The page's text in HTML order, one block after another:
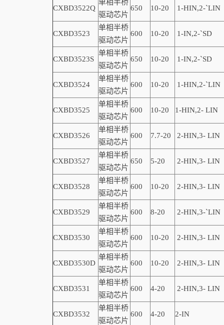
CXBD3522Q
单相半桥
驱动芯片
650 10-20 1-HIN,2-`LIN
CXBD3523
单相半桥
驱动芯片
600 10-20 1-IN,2-`SD
CXBD3523S
单相半桥
驱动芯片
650 10-20 1-IN,2-`SD
CXBD3524
单相半桥
驱动芯片
600 10-20 1-HIN,2-`LIN
CXBD3525
单相半桥
驱动芯片
600 10-20 1-HIN,2- LIN
CXBD3526
单相半桥
驱动芯片
600 7.7-20 2-HIN,3- LIN
CXBD3527
单相半桥
驱动芯片
650 5-20 2-HIN,3- LIN
CXBD3528
单相半桥
驱动芯片
600 10-20 2-HIN,3- LIN
CXBD3529
单相半桥
驱动芯片
600 8-20 2-HIN,3-`LIN
CXBD3530
单相半桥
驱动芯片
600 10-20 2-HIN,3- LIN
CXBD3530D
单相半桥
驱动芯片
600 10-20 2-HIN,3- LIN
CXBD3531
单相半桥
驱动芯片
600 4-20 2-HIN,3- LIN
CXBD3532
单相半桥
驱动芯片
600 4-20 2-IN